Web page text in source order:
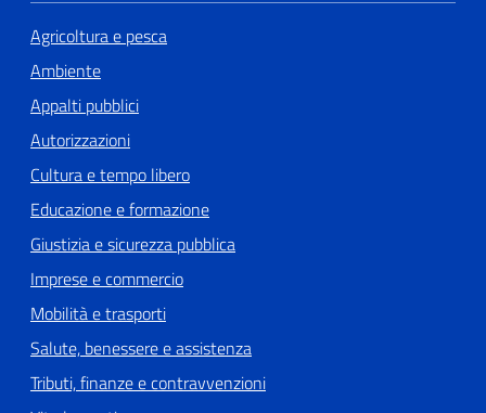
Agricoltura e pesca
Ambiente
Appalti pubblici
Autorizzazioni
Cultura e tempo libero
Educazione e formazione
Giustizia e sicurezza pubblica
Imprese e commercio
Mobilità e trasporti
Salute, benessere e assistenza
Tributi, finanze e contravvenzioni